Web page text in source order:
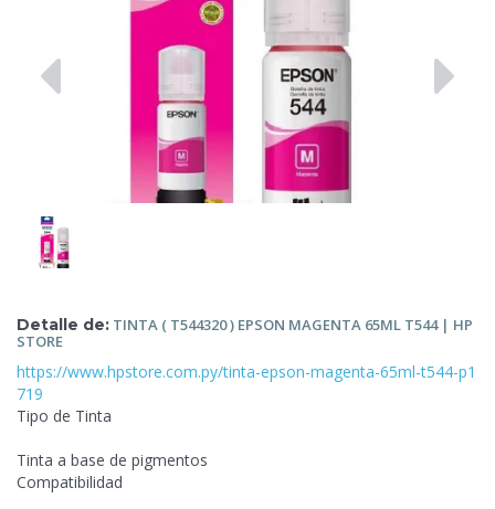
Detalle de: TINTA ( T544320 ) EPSON MAGENTA 65ML T544 | HP
STORE
https://www.hpstore.com.py/tinta-epson-magenta-65ml-t544-p1
719
Tipo de Tinta
Tinta a base de pigmentos
Compatibilidad